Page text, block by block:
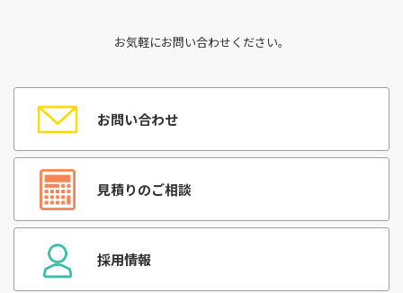
お気軽にお問い合わせください。
お問い合わせ
見積りのご相談
採用情報